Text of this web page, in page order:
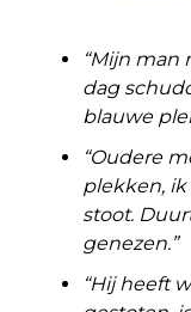
“Mijn
dag
blauwe
“Oudere
plekken, ik
stoot.
genezen.”
“Hij heeft